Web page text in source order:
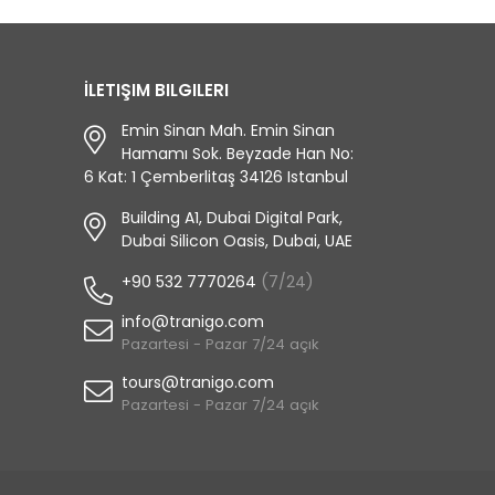
any
İLETIŞIM BILGILERI
Emin Sinan Mah. Emin Sinan
Hamamı Sok. Beyzade Han No:
6 Kat: 1 Çemberlitaş 34126 Istanbul
Building A1, Dubai Digital Park,
Dubai Silicon Oasis, Dubai, UAE
+90 532 7770264 (7/24)
info@tranigo.com
Pazartesi - Pazar 7/24 açık
tours@tranigo.com
Pazartesi - Pazar 7/24 açık